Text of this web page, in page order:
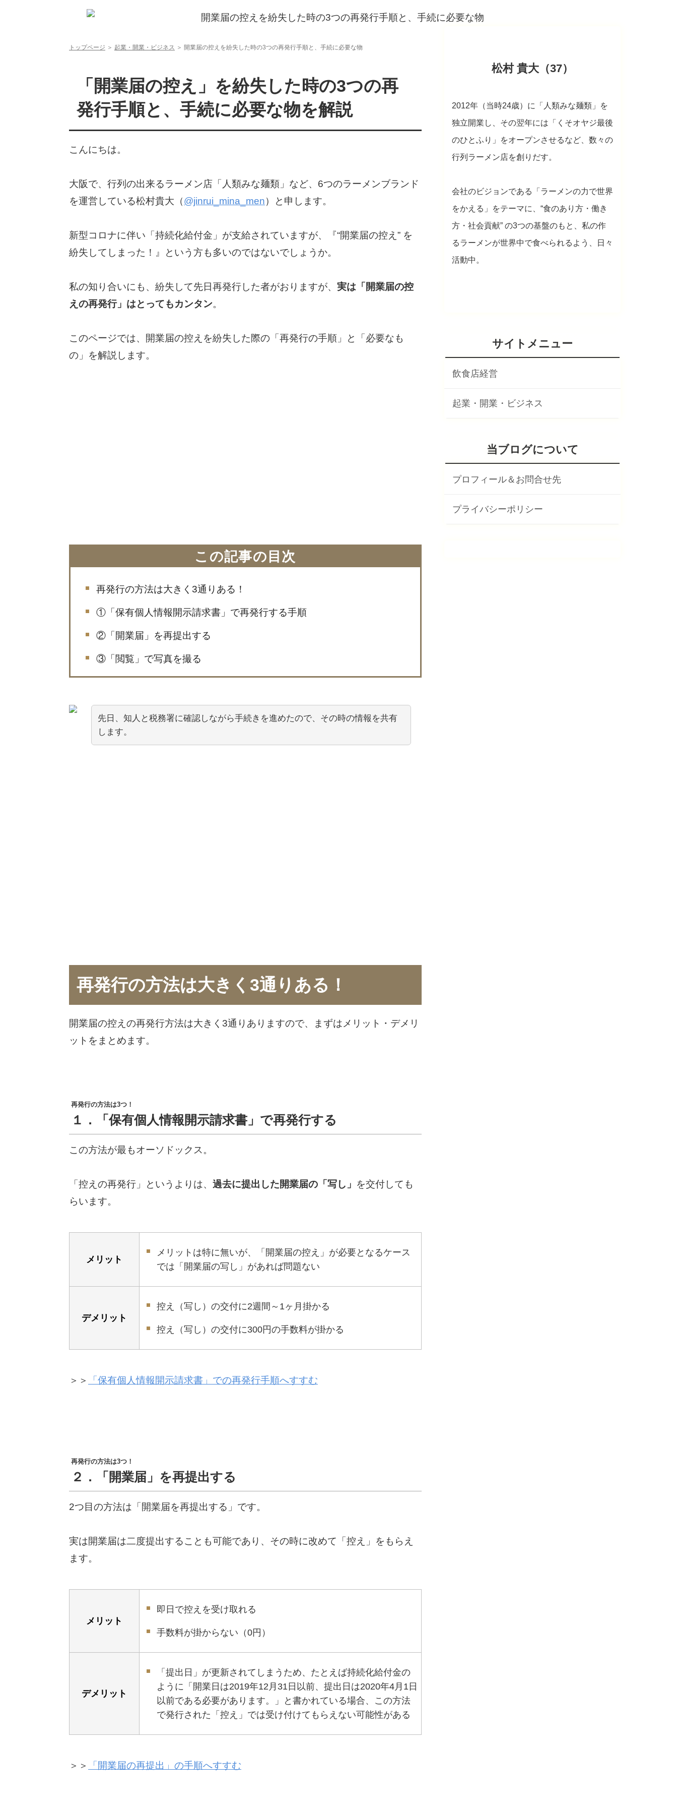
トップページ ＞ 起業・開業・ビジネス ＞ 開業届の控えを紛失した時の3つの再発行手順と、手続に必要な物
「開業届の控え」を紛失した時の3つの再
発行手順と、手続に必要な物を解説
こんにちは。
大阪で、行列の出来るラーメン店「人類みな麺類」など、6つのラーメンブランド
を運営している松村貴大（@jinrui_mina_men）と申します。
新型コロナに伴い「持続化給付金」が支給されていますが、『“開業届の控え” を
紛失してしまった！』という方も多いのではないでしょうか。
私の知り合いにも、紛失して先日再発行した者がおりますが、 実は「開業届の控
えの再発行」はとってもカンタン。
このページでは、開業届の控えを紛失した際の「再発行の手順」と「必要なも
の」を解説します。
この記事の目次
再発行の方法は大きく3通りある！
①「保有個人情報開示請求書」で再発行する手順
②「開業届」を再提出する
③「閲覧」で写真を撮る
先日、知人と税務署に確認しながら手続きを進めたので、その時の情報を共有
します。
再発行の方法は大きく3通りある！
開業届の控えの再発行方法は大きく3通りありますので、まずはメリット・デメリ
ットをまとめます。
再発行の方法は3つ！
１．「保有個人情報開示請求書」で再発行する
この方法が最もオーソドックス。
「控えの再発行」というよりは、 過去に提出した開業届の「写し」 を交付しても
らいます。
メリット
メリットは特に無いが、「開業届の控え」が必要となるケース
では「開業届の写し」があれば問題ない
デメリット
控え（写し）の交付に2週間～1ヶ月掛かる
控え（写し）の交付に300円の手数料が掛かる
＞＞ 「保有個人情報開示請求書」での再発行手順へすすむ
再発行の方法は3つ！
２．「開業届」を再提出する
2つ目の方法は「開業届を再提出する」です。
実は開業届は二度提出することも可能であり、その時に改めて「控え」をもらえ
ます。
メリット
即日で控えを受け取れる
手数料が掛からない（0円）
デメリット
「提出日」が更新されてしまうため、たとえば持続化給付金の
ように「開業日は2019年12月31日以前、提出日は2020年4月1日
以前である必要があります。」と書かれている場合、この方法
で発行された「控え」では受け付けてもらえない可能性がある
＞＞ 「開業届の再提出」の手順へすすむ
松村 貴大（37）
2012年（当時24歳）に「人類みな麺類」を
独立開業し、その翌年には「くそオヤジ最後
のひとふり」をオープンさせるなど、数々の
行列ラーメン店を創りだす。
会社のビジョンである「ラーメンの力で世界
をかえる」をテーマに、“食のあり方・働き
方・社会貢献” の3つの基盤のもと、私の作
るラーメンが世界中で食べられるよう、日々
活動中。
サイトメニュー
飲食店経営
起業・開業・ビジネス
当ブログについて
プロフィール＆お問合せ先
プライバシーポリシー